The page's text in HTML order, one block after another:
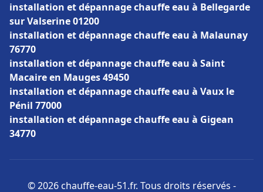
installation et dépannage chauffe eau à Bellegarde
sur Valserine 01200
installation et dépannage chauffe eau à Malaunay
76770
installation et dépannage chauffe eau à Saint
Macaire en Mauges 49450
installation et dépannage chauffe eau à Vaux le
Pénil 77000
installation et dépannage chauffe eau à Gigean
34770
© 2026 chauffe-eau-51.fr. Tous droits réservés -